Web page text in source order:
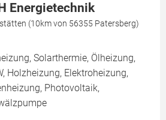
Energietechnik
(10km von 56355 Patersberg)
Solarthermie, Ölheizung,
Holzheizung, Elektroheizung,
Photovoltaik,